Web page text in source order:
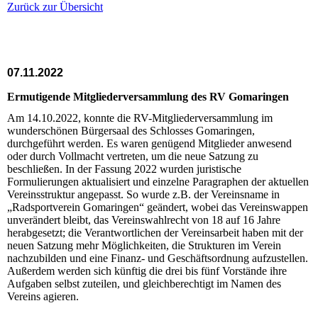
Zurück zur Übersicht
07.11.2022
Ermutigende Mitgliederversammlung des RV Gomaringen
Am 14.10.2022, konnte die RV-Mitgliederversammlung im
wunderschönen Bürgersaal des Schlosses Gomaringen,
durchgeführt werden. Es waren genügend Mitglieder anwesend
oder durch Vollmacht vertreten, um die neue Satzung zu
beschließen. In der Fassung 2022 wurden juristische
Formulierungen aktualisiert und einzelne Paragraphen der aktuellen
Vereinsstruktur angepasst. So wurde z.B. der Vereinsname in
„Radsportverein Gomaringen“ geändert, wobei das Vereinswappen
unverändert bleibt, das Vereinswahlrecht von 18 auf 16 Jahre
herabgesetzt; die Verantwortlichen der Vereinsarbeit haben mit der
neuen Satzung mehr Möglichkeiten, die Strukturen im Verein
nachzubilden und eine Finanz- und Geschäftsordnung aufzustellen.
Außerdem werden sich künftig die drei bis fünf Vorstände ihre
Aufgaben selbst zuteilen, und gleichberechtigt im Namen des
Vereins agieren.